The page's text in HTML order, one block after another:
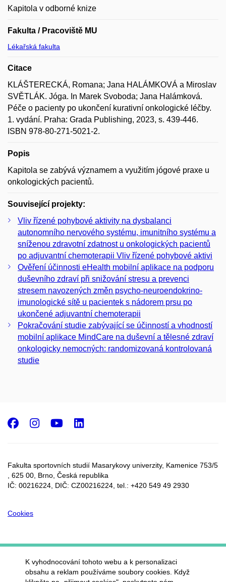
Kapitola v odborné knize
Fakulta / Pracoviště MU
Lékařská fakulta
Citace
KLÁŠTERECKÁ, Romana; Jana HALÁMKOVÁ a Miroslav
SVĚTLÁK. Jóga. In Marek Svoboda; Jana Halámková.
Péče o pacienty po ukončení kurativní onkologické léčby.
1. vydání. Praha: Grada Publishing, 2023, s. 439-446.
ISBN 978-80-271-5021-2.
Popis
Kapitola se zabývá významem a využitím jógové praxe u
onkologických pacientů.
Související projekty:
Vliv řízené pohybové aktivity na dysbalanci
autonomního nervového systému, imunitního systému a
sníženou zdravotní zdatnost u onkologických pacientů
po adjuvantní chemoterapii Vliv řízené pohybové aktivi
Ověření účinnosti eHealth mobilní aplikace na podporu
duševního zdraví při snižování stresu a prevenci
stresem navozených změn psycho-neuroendokrino-
imunologické sítě u pacientek s nádorem prsu po
ukončené adjuvantní chemoterapii
Pokračování studie zabývající se účinností a vhodností
mobilní aplikace MindCare na duševní a tělesné zdraví
onkologicky nemocných: randomizovaná kontrolovaná
studie
Fakulta sportovních studií Masarykovy univerzity, Kamenice 753/5​
, 625 00, Brno, Česká republika
IČ: 00216224, DIČ: CZ00216224, tel.: +420 549 49 2930
Cookies
Facebook
Instagram
Youtube
LinkedIn
K vyhodnocování tohoto webu a k personalizaci
obsahu a reklam používáme soubory cookies. Když